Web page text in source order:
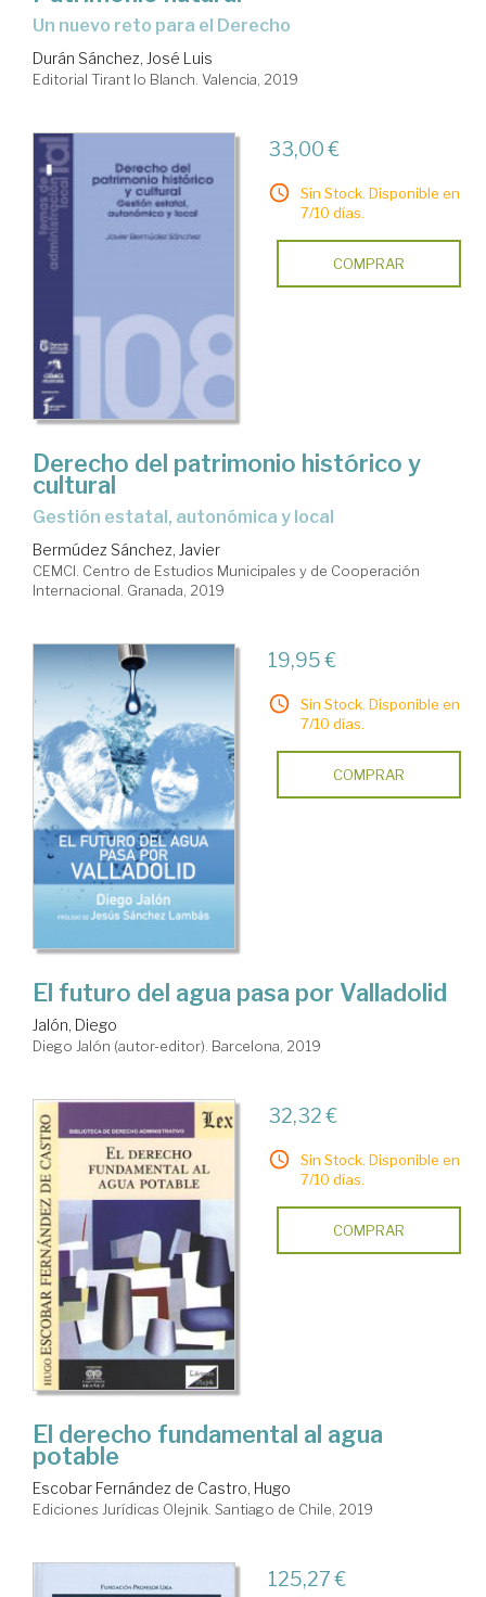
un nuevo reto para el Derecho
Durán Sánchez, José Luis
Editorial Tirant lo Blanch. Valencia, 2019
33,00 €
Sin Stock. Disponible en
7/10 días.
COMPRAR
Derecho del patrimonio histórico y
cultural
gestión estatal, autonómica y local
Bermúdez Sánchez, Javier
CEMCI. Centro de Estudios Municipales y de Cooperación
Internacional. Granada, 2019
19,95 €
Sin Stock. Disponible en
7/10 días.
COMPRAR
El futuro del agua pasa por Valladolid
Jalón, Diego
Diego Jalón (autor-editor). Barcelona, 2019
32,32 €
Sin Stock. Disponible en
7/10 días.
COMPRAR
El derecho fundamental al agua
potable
Escobar Fernández de Castro, Hugo
Ediciones Jurídicas Olejnik. Santiago de Chile, 2019
125,27 €